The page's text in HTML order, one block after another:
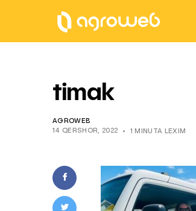
timak
AGROWEB
14 QERSHOR, 2022
1 MINUTA LEXIM